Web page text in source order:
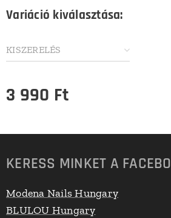
Variáció kiválasztása:
KISZERELÉS
3 990 Ft
KERESS MINKET A
Modena Nails Hungary
BLULOU Hungary